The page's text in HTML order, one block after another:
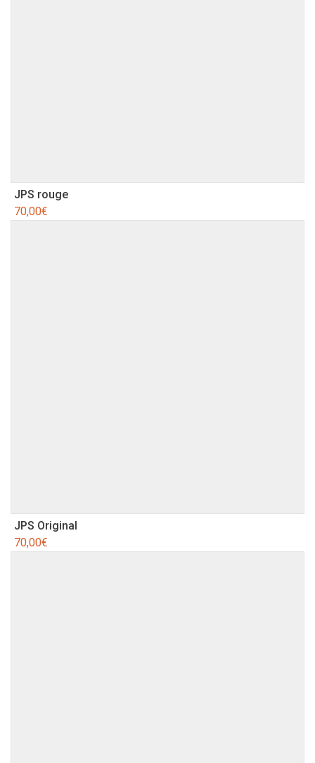
JPS rouge
70,00€
JPS Original
70,00€